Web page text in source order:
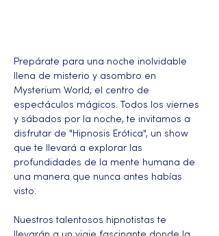
Prepárate para una noche inolvidable
llena de misterio y asombro en
Mysterium World, el centro de
espectáculos mágicos. Todos los viernes
y sábados por la noche, te invitamos a
disfrutar de "Hipnosis Erótica", un show
que te llevará a explorar las
profundidades de la mente humana de
una manera que nunca antes habías
visto.
Nuestros talentosos hipnotistas te